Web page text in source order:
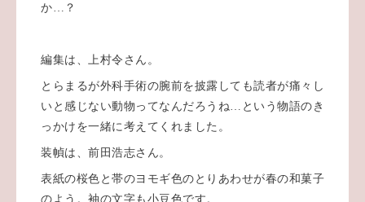
か…？
編集は、上村令さん。
とらまるが外科手術の腕前を披露しても読者が痛々し
いと感じない動物ってなんだろうね…という物語のき
っかけを一緒に考えてくれました。
装幀は、前田浩志さん。
表紙の桜色と帯のヨモギ色のとりあわせが春の和菓子
のよう。袖の文字も小豆色です。